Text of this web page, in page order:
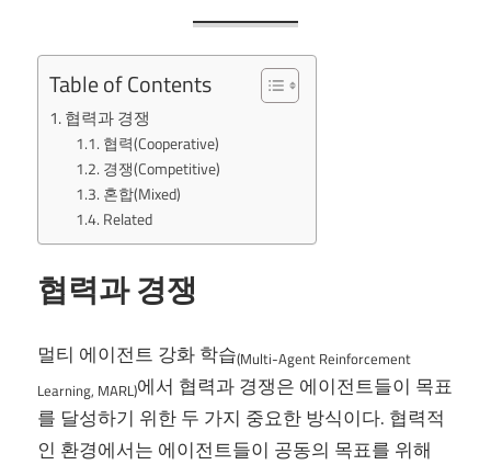
Table of Contents
협력과 경쟁
협력(Cooperative)
경쟁(Competitive)
혼합(Mixed)
Related
협력과 경쟁
멀티 에이전트 강화 학습(Multi-Agent Reinforcement
Learning, MARL)에서 협력과 경쟁은 에이전트들이 목표
를 달성하기 위한 두 가지 중요한 방식이다. 협력적
인 환경에서는 에이전트들이 공동의 목표를 위해